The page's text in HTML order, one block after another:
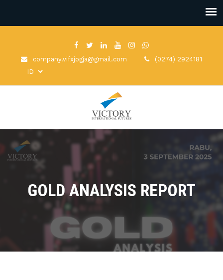
company.vifxjogja@gmail.com (0274) 2924181
GOLD ANALYSIS REPORT